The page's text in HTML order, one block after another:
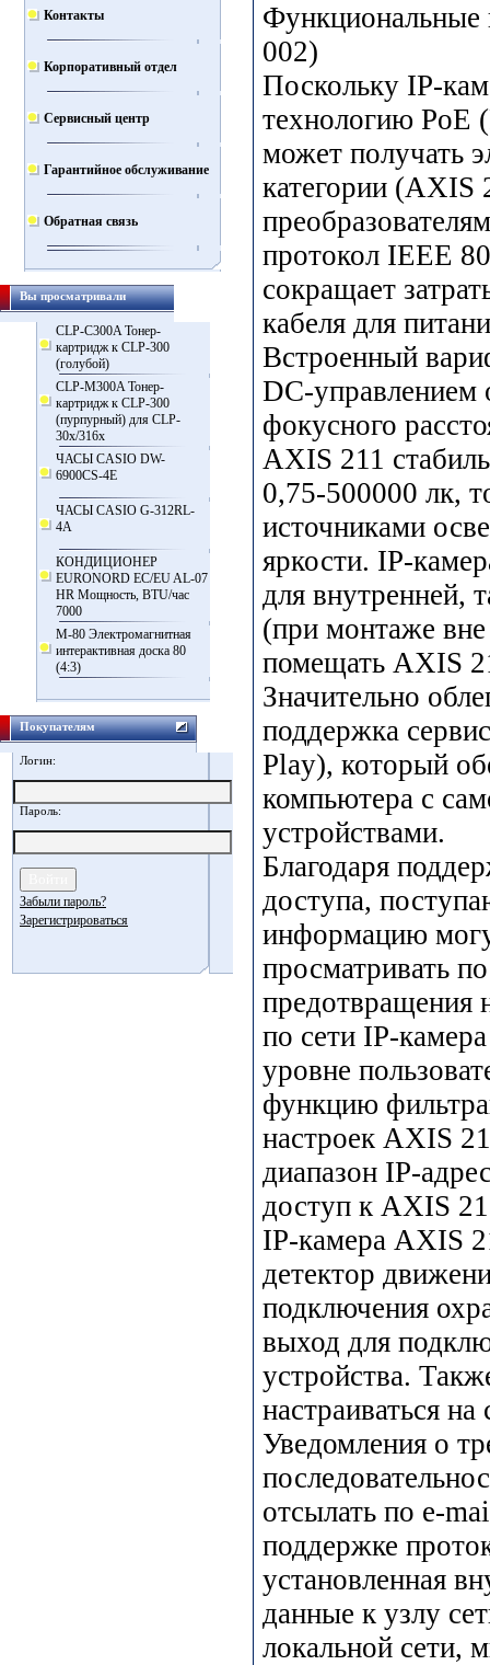
Контакты
Корпоративный отдел
Сервисный центр
Гарантийное обслуживание
Обратная связь
Вы просматривали
CLP-C300A Тонер-
картридж к CLP-300
(голубой)
CLP-M300A Тонер-
картридж к CLP-300
(пурпурный) для CLP-
30x/316x
ЧАСЫ CASIO DW-
6900CS-4E
ЧАСЫ CASIO G-312RL-
4A
КОНДИЦИОНЕР
EURONORD EC/EU AL-07
HR Мощность, BTU/час
7000
M-80 Электромагнитная
интерактивная доска 80
(4:3)
Покупателям
Логин:
Пароль:
Забыли пароль?
Зарегистрироваться
002)
Поскольку IP-
технологию PoE
может получать
категории (AXIS
протокол IEEE
сокращает
кабеля для
Встроенный
DC-управлением
фокусного
AXIS 211
0,75-500000 лк,
источниками
яркости. IP-
для внутренней,
(при монтаже
помещать AXIS
Значительно
поддержка
Play), который
компьютера с
устройствами.
Благодаря
доступа,
информацию
просматривать
предотвращения
по сети IP-
уровне
функцию
настроек AXIS
диапазон IP-
доступ к AXIS
IP-камера AXIS
детектор
подключения
выход для
устройства.
настраиваться
Уведомления о
отсылать по e-
поддержке
установленная
данные к узлу
локальной сети,